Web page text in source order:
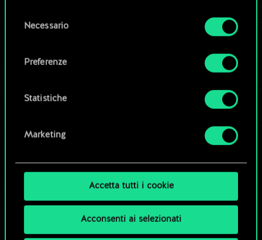
Tutti i dettagli su come utilizziamo i cookie e su
disponibili nel menu "Impostazioni" qui sotto.
delNecessario
Preferenze
Statistiche
Marketing
Accetta tutti i cookie
Acconsenti ai selezionati
Esplora i mazzi della community